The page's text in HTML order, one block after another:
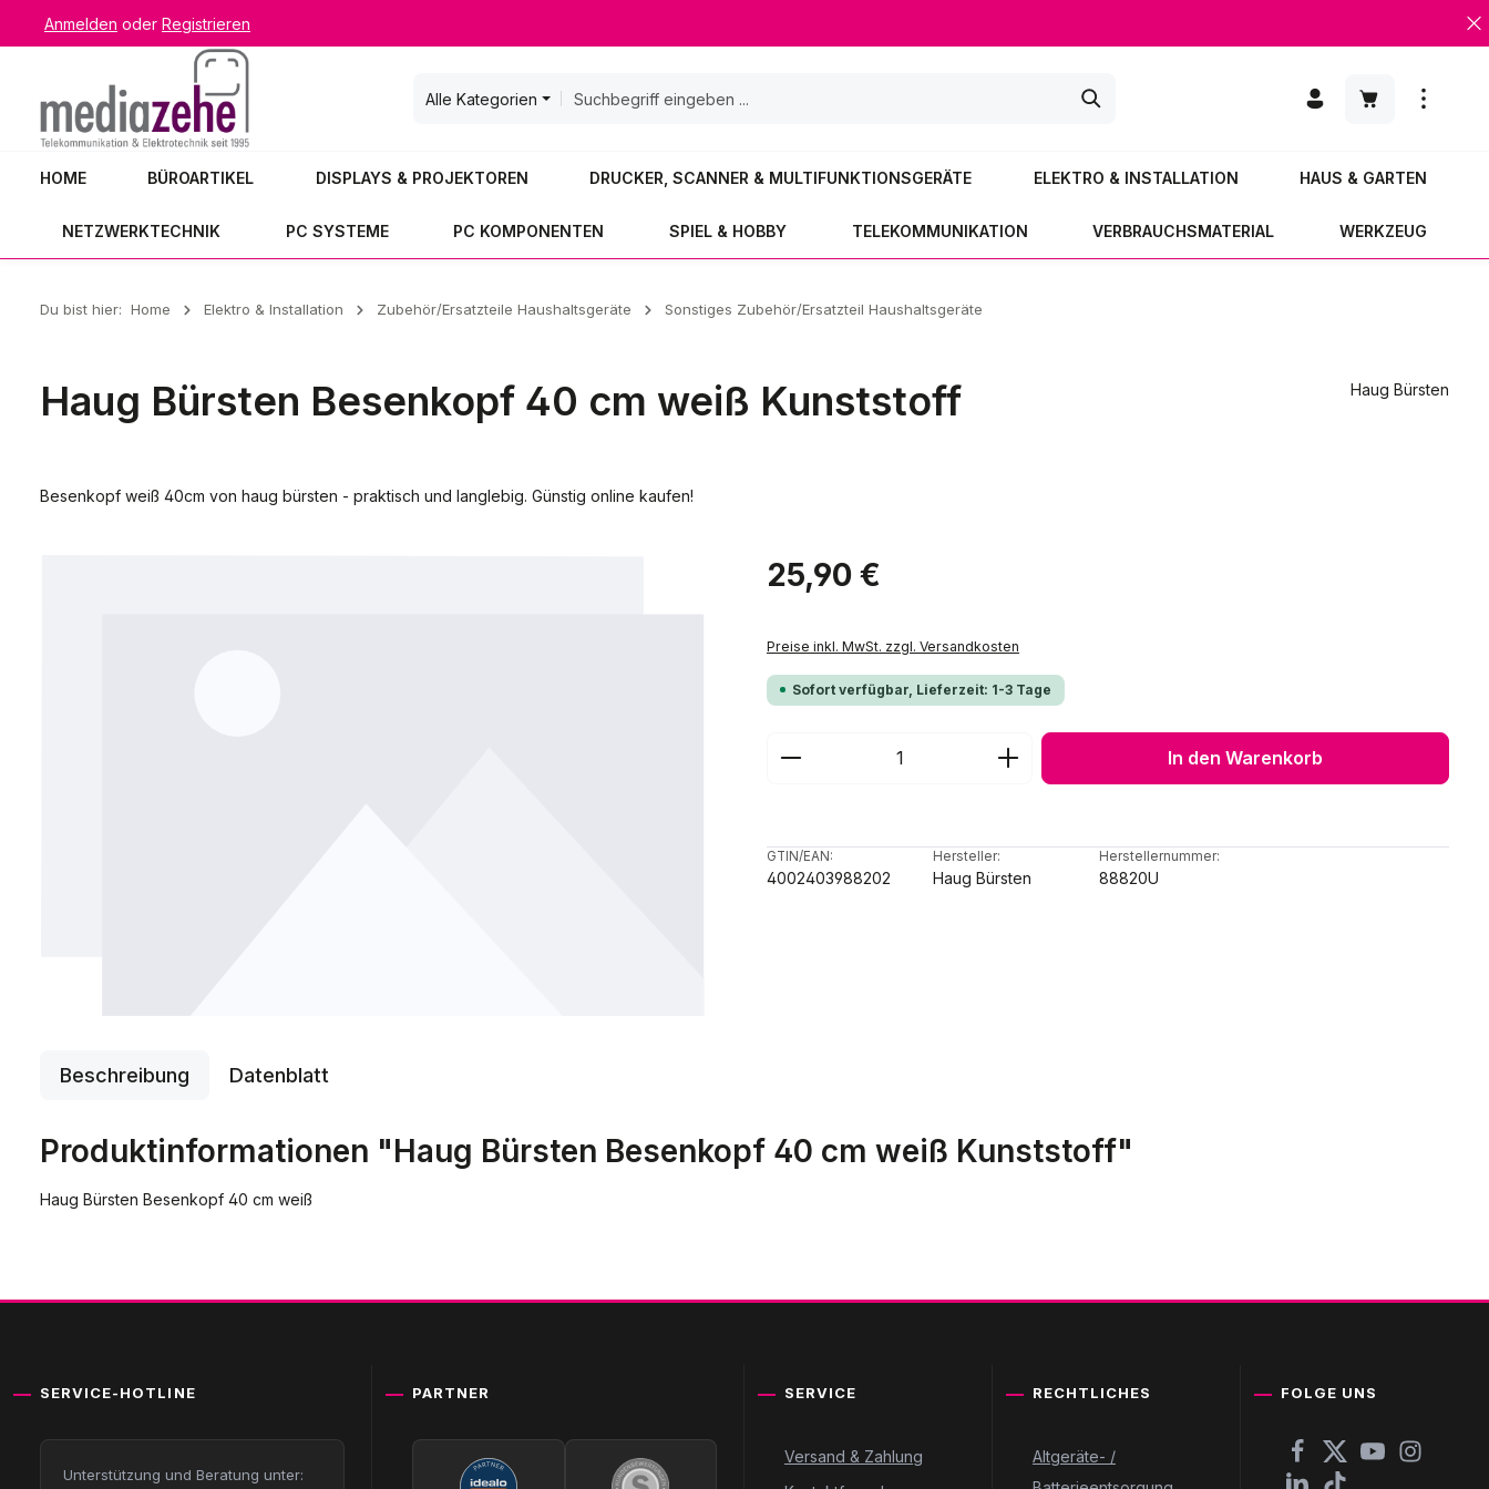
Hauptinhalt springen
Zur Suche springen
Zur Hauptnavigation springen
Anmelden oder Registrieren
Alle Kategorien
Warenkorb
HOME BÜROARTIKEL DISPLAYS & PROJEKTOREN DRUCKER, SCANNER & MULTIFUNKTIONSGERÄTE ELEKTRO & INSTALLATION HAUS & GARTEN
NETZWERKTECHNIK PC SYSTEME PC KOMPONENTEN SPIEL & HOBBY TELEKOMMUNIKATION VERBRAUCHSMATERIAL WERKZEUG
Du bist hier: Home Elektro & Installation Zubehör/Ersatzteile Haushaltsgeräte Sonstiges Zubehör/Ersatzteil Haushaltsgeräte
Haug Bürsten Besenkopf 40 cm weiß Kunststoff Haug Bürsten
Besenkopf weiß 40cm von haug bürsten - praktisch und langlebig. Günstig online kaufen!
Regulärer Preis:
25,90 €
Preise inkl. MwSt. zzgl. Versandkosten
Sofort verfügbar, Lieferzeit: 1-3 Tage
Produkt Anzahl: Gib den gewünschten Wert ein oder
In den Warenkorb
GTIN/EAN:
4002403988202
Hersteller:
Haug Bürsten
Herstellernummer:
88820U
Beschreibung Datenblatt
Produktinformationen "Haug Bürsten Besenkopf 40 cm weiß Kunststoff"
Haug Bürsten Besenkopf 40 cm weiß
SERVICE-HOTLINE
Unterstützung und Beratung unter:
PARTNER SERVICE
Versand & Zahlung
RECHTLICHES
Altgeräte- /
FOLGE UNS